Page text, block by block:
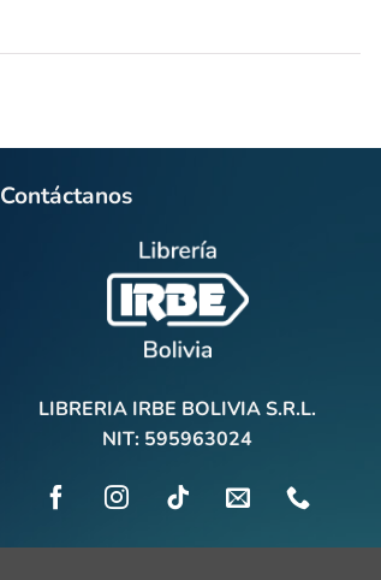
Contáctanos
LIBRERIA IRBE BOLIVIA S.R.L.
NIT: 595963024